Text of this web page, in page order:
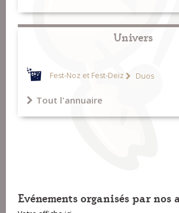
Univers
Fest-Noz et Fest-Deiz Duos
Tout l'annuaire
Evénements organisés par nos